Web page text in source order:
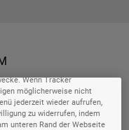
Sie Tracking-
verarbeiten Daten, um
Wenn Tracker
möglicherweise nicht
jederzeit wieder aufrufen,
zu widerrufen, indem
unteren Rand der Webseite